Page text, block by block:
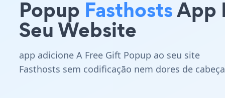
Popup FasthostsApp
Seu Website
app adicione A Free Gift Popup ao seu site
Fasthosts sem codificação nem dores de